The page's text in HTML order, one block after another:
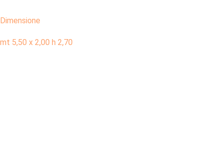
Dimensione
mt 5,50 x 2,00 h 2,70